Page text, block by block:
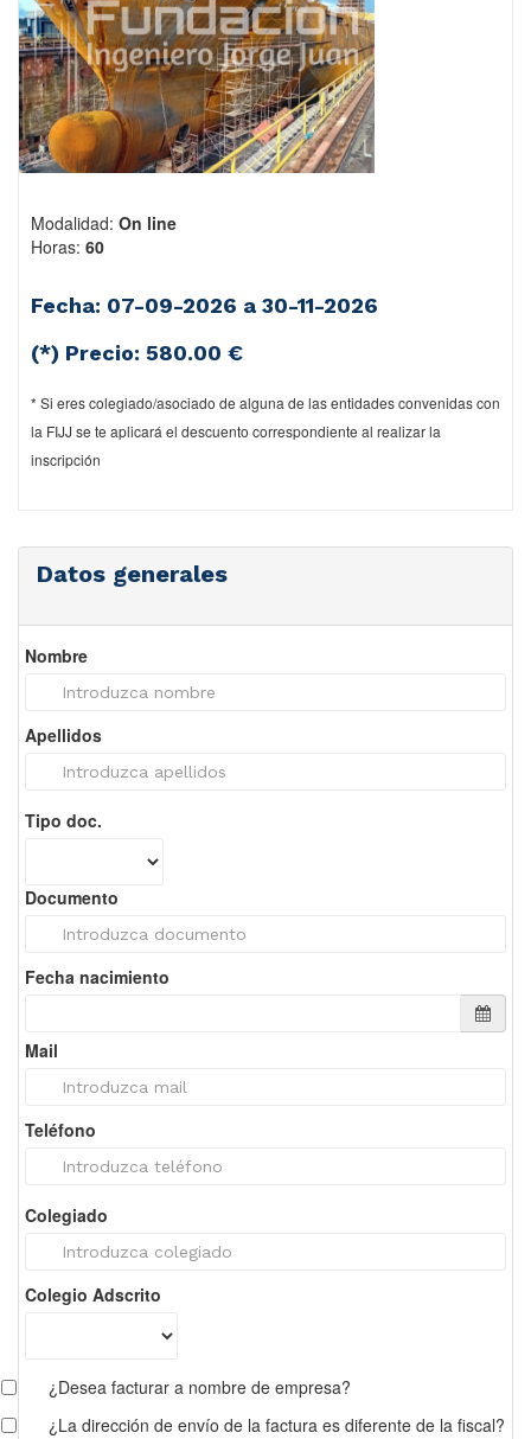
Modalidad: On line
Horas: 60
Fecha: 07-09-2026 a 30-11-2026
(*) Precio: 580.00 €
* Si eres colegiado/asociado de alguna de las entidades convenidas con
la FIJJ se te aplicará el descuento correspondiente al realizar la
inscripción
Datos generales
Nombre
Apellidos
Tipo doc.
Documento
Fecha nacimiento
Mail
Teléfono
Colegiado
Colegio Adscrito
¿Desea facturar a nombre de empresa?
¿La dirección de envío de la factura es diferente de la fiscal?